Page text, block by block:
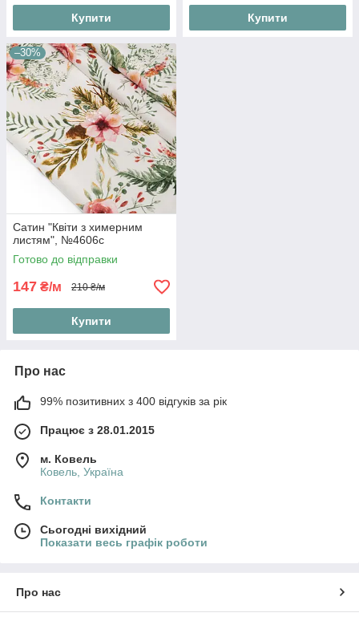
Купити Купити
–30%
Сатин "Квіти з химерним
листям", №4606с
Готово до відправки
147 ₴/м 210 ₴/м
Купити
Про нас
99% позитивних з 400 відгуків за рік
Працює з 28.01.2015
м. Ковель
Ковель, Україна
Контакти
Сьогодні вихідний
Показати весь графік роботи
Про нас